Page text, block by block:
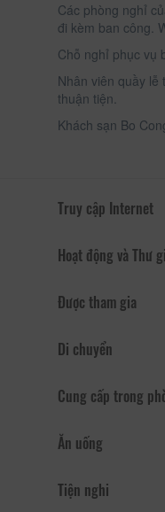
Các phòng nghỉ
đi kèm ban công.
Chỗ nghỉ phục vụ
Nhân viên quầy lễ
thuận tiện.
Khách sạn Bo
Truy cập Internet
Hoạt động và Thư
Được tham gia
Di chuyển
Cung cấp trong
Ăn uống
Tiện nghi